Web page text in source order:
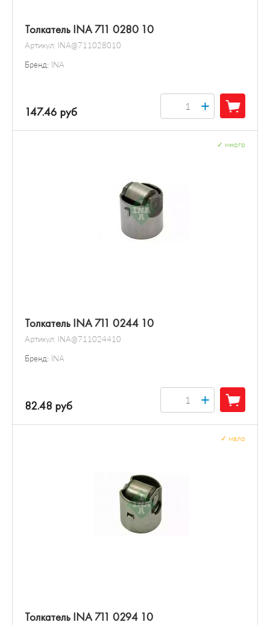
Толкатель INA 711 0280 10
Артикул: INA@711028010
Бренд: INA
147.46 руб +
Толкатель INA 711 0244 10
Артикул: INA@711024410
Бренд: INA
много
82.48 руб +
Толкатель INA 711 0294 10
мало